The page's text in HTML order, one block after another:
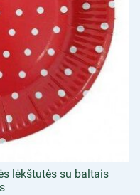
lėkštutės su baltais